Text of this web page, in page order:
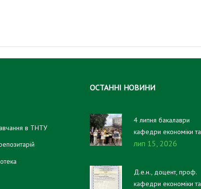
в ТНТУ
ОСТАННІ НОВИНИ
4 липня бакалаври
кафедри економіки та
фінансів отримали свої
лип 15, 2026
Д.е.н., доцент, проф.
кафедри економіки та